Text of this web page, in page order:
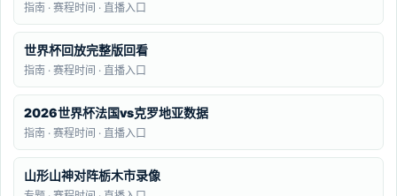
指南 · 赛程时间 · 直播入口
世界杯回放完整版回看
指南 · 赛程时间 · 直播入口
2026世界杯法国vs克罗地亚数据
指南 · 赛程时间 · 直播入口
山形山神对阵栃木市录像